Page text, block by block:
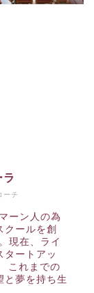
ーチ
ーン人の為
ールを創
現在、ライ
タートアッ
これまでの
と夢を持ち生